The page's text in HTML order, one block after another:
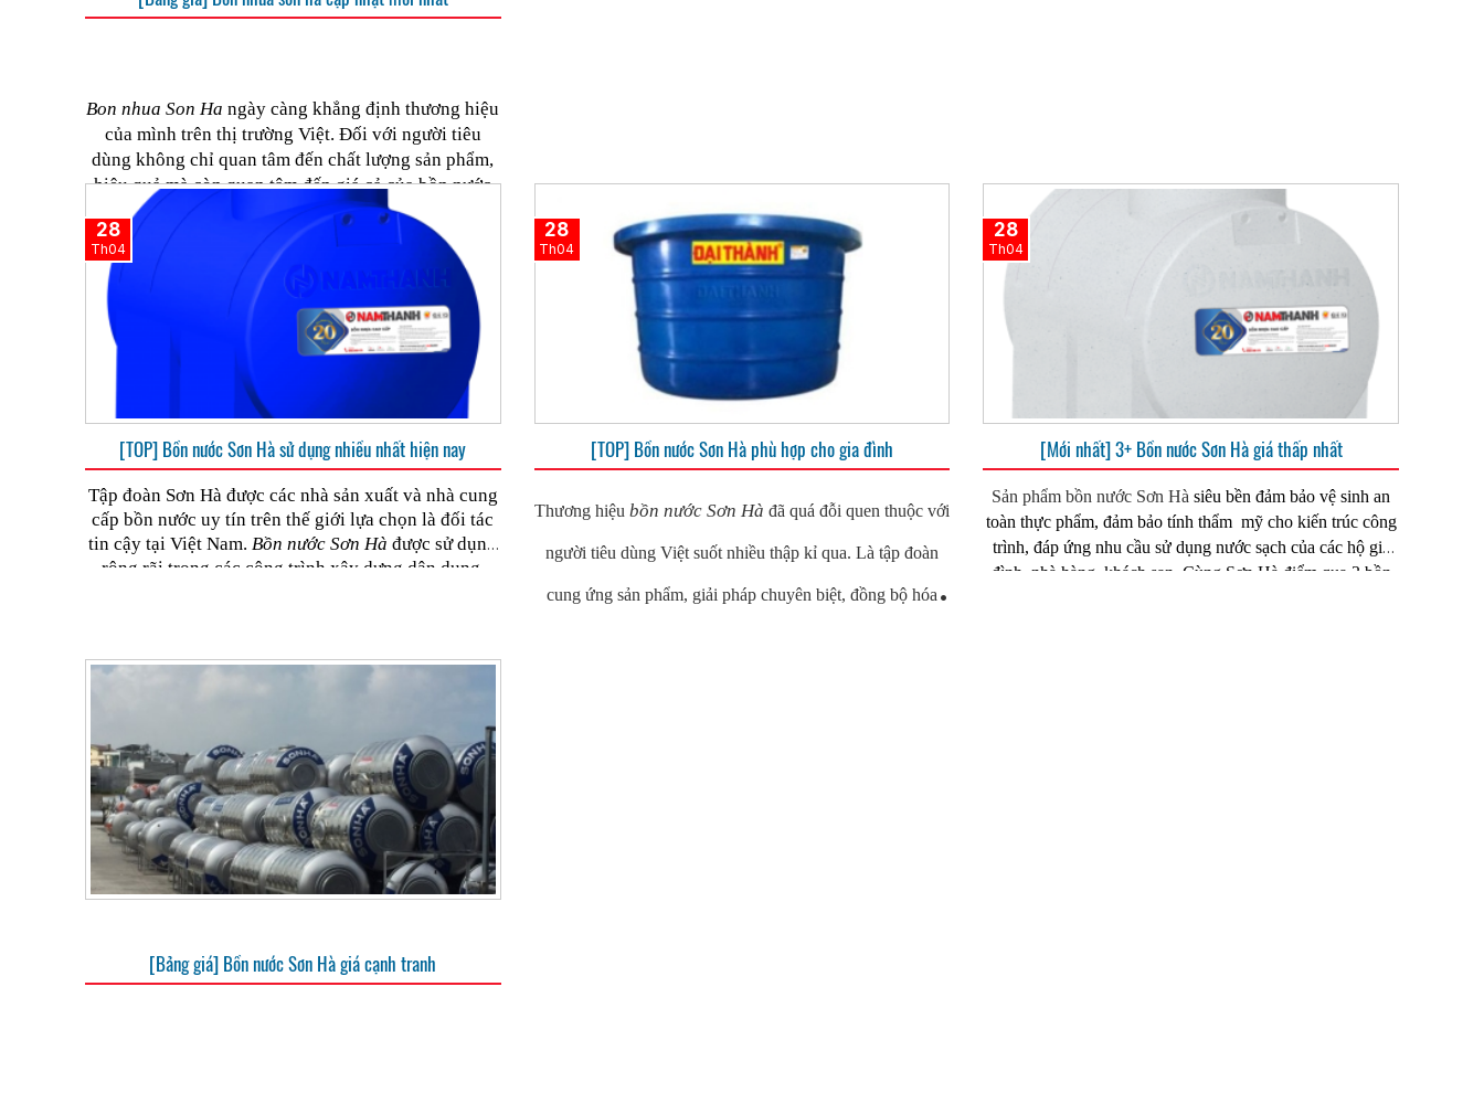
nhựađang được sử dụng rộng rãi hiện nay.
Bon nhua Son Ha ngày càng khẳng định thương hiệu
của mình trên thị trường Việt. Đối với người tiêu
dùng không chỉ quan tâm đến chất lượng sản phẩm,
hiệu quả mà còn quan tâm đến giá cả của bồn nước
nhựa Sơn Hà. Bài viết dưới đây sẽ cung cấp cho bạn
đoc bảng giá mới nhất
bon nhua Son Ha và các thông tin về sản phẩm.
[TOP] Bồn nước Sơn Hà sử dụng nhiều nhất hiện nay
Tập đoàn Sơn Hà được các nhà sản xuất và nhà cung
cấp bồn nước uy tín trên thế giới lựa chọn là đối tác
tin cậy tại Việt Nam.Bồn nước Sơn Hà được sử dụng
rộng rãi trong các công trình xây dựng dân dụng,
28
Th04
[TOP] Bồn nước Sơn Hà phù hợp cho gia đình
Thương hiệu bồn nước Sơn Hà đã quá đỗi quen thuộc với
người tiêu dùng Việt suốt nhiều thập kỉ qua. Là tập đoàn
cung ứng sản phẩm, giải pháp chuyên biệt, đồng bộ hóa
28
Th04
[Mới nhất] 3+ Bồn nước Sơn Hà giá thấp nhất
Sản phẩm bồn nước Sơn Hà siêu bền đảm bảo vệ sinh an
toàn thực phẩm, đảm bảo tính thẩm mỹ cho kiến trúc công
trình, đáp ứng nhu cầu sử dụng nước sạch của các hộ gia
đình, nhà hàng, khách sạn. Cùng Sơn Hà điểm qua 3 bồn
28
Th04
[Bảng giá] Bồn nước Sơn Hà giá cạnh tranh